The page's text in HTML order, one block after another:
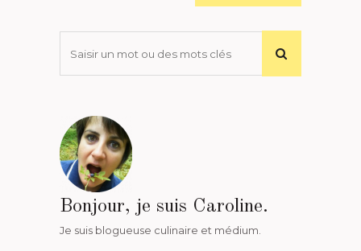
Bonjour, je suis Caroline.
Je suis blogueuse culinaire et médium.